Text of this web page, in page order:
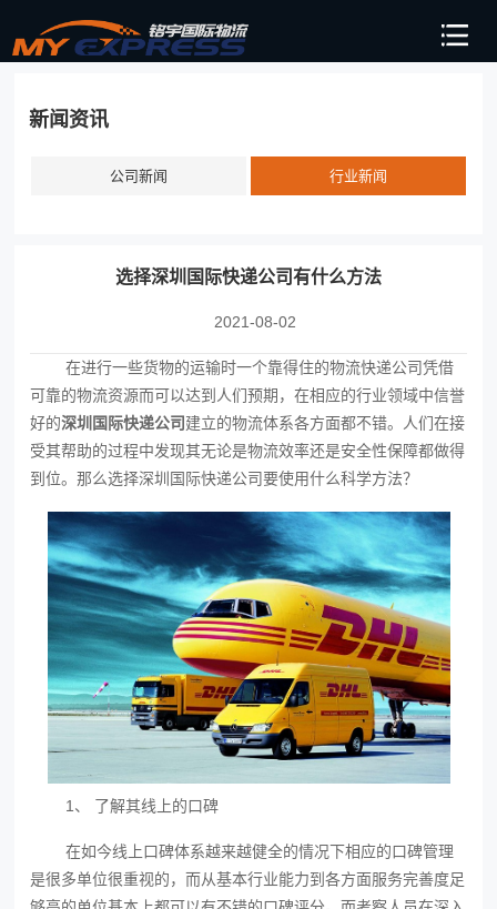
新闻资讯
公司新闻 行业新闻
选择深圳国际快递公司有什么方法
2021-08-02
在进行一些货物的运输时一个靠得住的物流快递公司凭借
可靠的物流资源而可以达到人们预期，在相应的行业领域中信誉
好的深圳国际快递公司建立的物流体系各方面都不错。人们在接
受其帮助的过程中发现其无论是物流效率还是安全性保障都做得
到位。那么选择深圳国际快递公司要使用什么科学方法？
1、 了解其线上的口碑
在如今线上口碑体系越来越健全的情况下相应的口碑管理
是很多单位很重视的，而从基本行业能力到各方面服务完善度足